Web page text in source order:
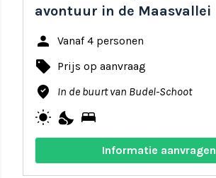
avontuur in de Maasvallei
person Vanaf 4 personen
local_offer Prijs op aanvraag
where_to_vote In de buurt van Budel-Schoot
wb_sunny nights_stay bed
Informatie aanvragen